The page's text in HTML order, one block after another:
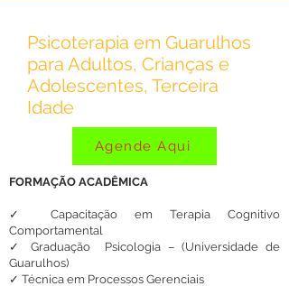
Psicoterapia em Guarulhos
para Adultos, Crianças e
Adolescentes, Terceira
Idade
Agende Aqui
FORMAÇÃO ACADÊMICA
✓ Capacitação em Terapia Cognitivo
Comportamental
✓ Graduação Psicologia – (Universidade de
Guarulhos)
✓ Técnica em Processos Gerenciais